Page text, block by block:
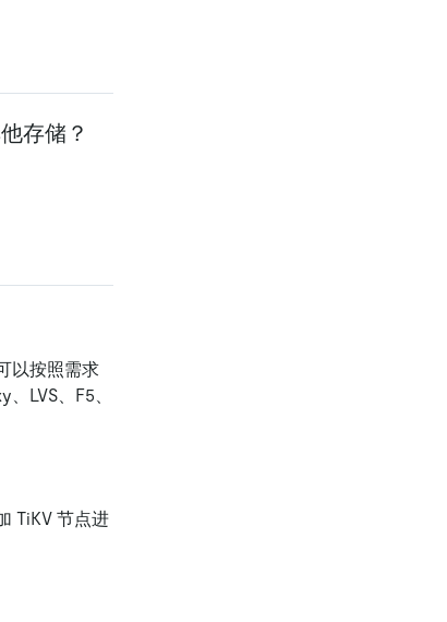
存储？
以按照需求
LVS、F5、
TiKV 节点进